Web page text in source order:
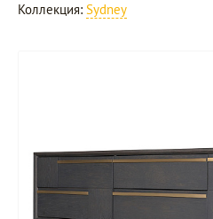
Коллекция: Sydney